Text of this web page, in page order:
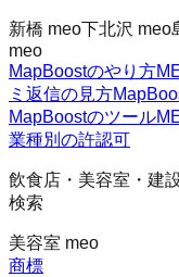
新橋 meo下北沢 meo
meo
MapBoostのやり方
ミ返信の見方
MapBoostのツール
業種別の許認可
飲食店・美容室・建
検索
美容室 meo
商標